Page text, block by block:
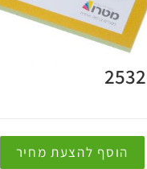
הוסף להצעת מחיר